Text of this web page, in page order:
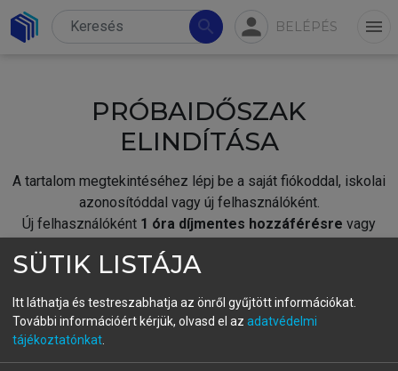
search person BELÉPÉS menu
PRÓBAIDŐSZAK
ELINDÍTÁSA
A tartalom megtekintéséhez lépj be a saját fiókoddal, iskolai
azonosítóddal vagy új felhasználóként.
Új felhasználóként 1 óra díjmentes hozzáférésre vagy
fiókoddal,vagy hozz létre új fiókot.
A regisztráció után apróbaidőszakautomatikusan
SÜTIK LISTÁJA
Itt láthatja és testreszabhatja az önről gyűjtött információkat.
További információért kérjük, olvasd el az adatvédelmi
tájékoztatónkat